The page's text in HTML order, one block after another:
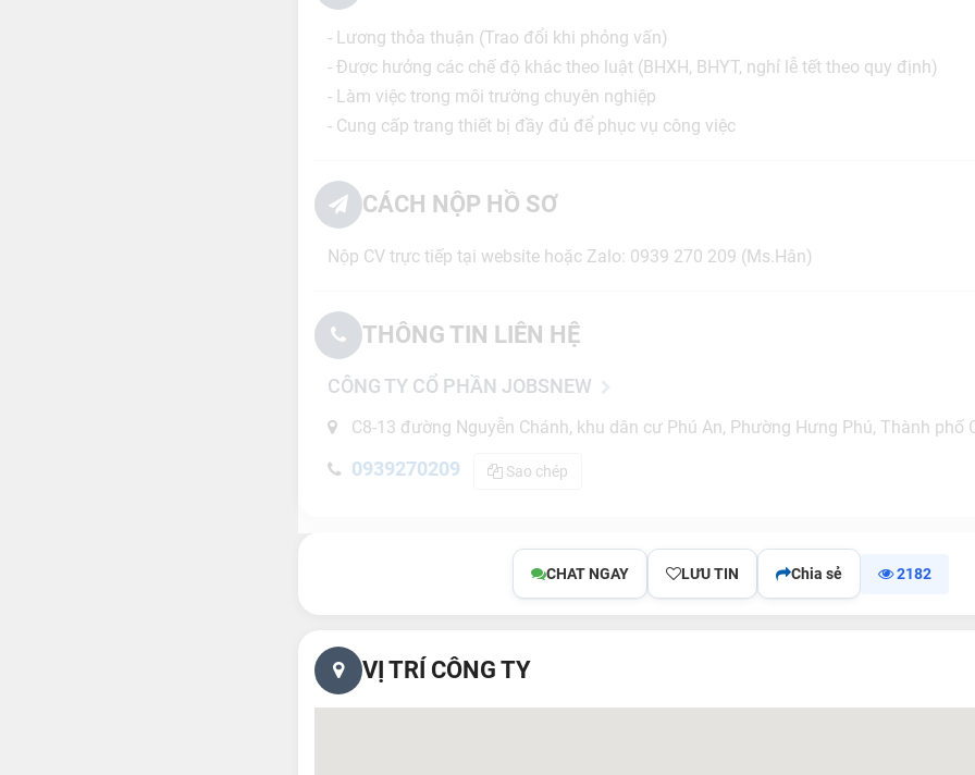
- Lương thỏa thuận (Trao đổi khi phỏng vấn)
- Được hưởng các chế độ khác theo luật (BHXH, BHYT, nghỉ lễ tết theo quy định)
- Làm việc trong môi trường chuyên nghiệp
- Cung cấp trang thiết bị đầy đủ để phục vụ công việc
CÁCH NỘP HỒ SƠ
Nộp CV trực tiếp tại website hoặc Zalo: 0939 270 209 (Ms.Hân)
THÔNG TIN LIÊN HỆ
CÔNG TY CỔ PHẦN JOBSNEW
C8-13 đường Nguyễn Chánh, khu dân cư Phú An, Phường Hưng Phú, Thành phố
0939270209 Sao chép
CHAT NGAY LƯU TIN Chia sẻ 2182
VỊ TRÍ CÔNG TY